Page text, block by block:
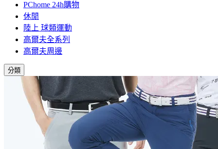
PChome 24h購物
休閒
陸上 球類運動
高爾夫全系列
高爾夫周邊
分類